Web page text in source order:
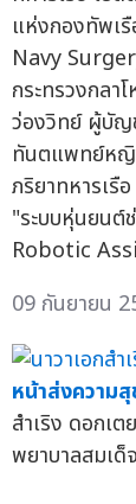
แห่งกองทัพเ
Navy
กระทรวงกลา
ว่องวิทย์ ผู้บัญ
ทันตแพทย์หญิ
ภริยาทหารเรื
"ระบบหุ่นยนต์
Robotic
09 กันยายน
หน้าส่งความ
สำเริง ดอกเ
พยาบาลสมเด็